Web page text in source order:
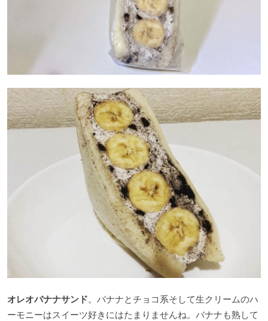
オレオバナナサンド。バナナとチョコ系そして生クリームのハ
ーモニーはスイーツ好きにはたまりませんね。バナナも熟して